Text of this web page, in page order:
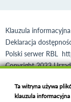
Klauzula
Deklaracja
Polski serwer RBL
Copyright 2023
Ta witryna używa
klauzula